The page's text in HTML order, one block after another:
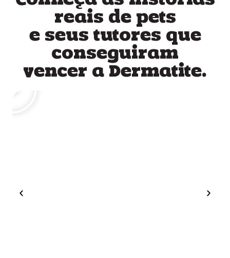
reais de pets
e seus tutores que
conseguiram
vencer a Dermatite.